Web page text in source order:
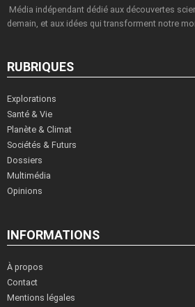
Média indépendant dédié aux découvertes
demain, et aux idées qui transforment notre
RUBRIQUES
Explorations
Santé & Vie
Planète & Climat
Sociétés & Futurs
Dossiers
Multimédia
Opinions
INFORMATIONS
À propos
Contact
Mentions légales